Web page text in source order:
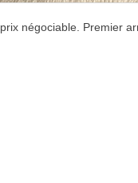
négociable. Premier